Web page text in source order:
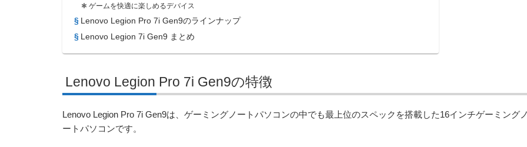
ゲームを快適に楽しめるデバイス
Lenovo Legion Pro 7i Gen9のラインナップ
Lenovo Legion 7i Gen9 まとめ
Lenovo Legion Pro 7i Gen9の特徴
Lenovo Legion Pro 7i Gen9は、ゲーミングノートパソコンの中でも最上位のスペックを搭載した16インチゲーミングノ
ートパソコンです。